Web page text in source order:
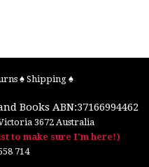
♠ Shipping ♠
Books ABN:37166994462
3672 Australia
to make sure I'm here!)
714